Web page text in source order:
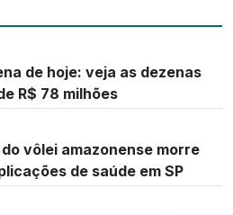
de hoje: veja as dezenas
R$ 78 milhões
vôlei amazonense morre
de saúde em SP